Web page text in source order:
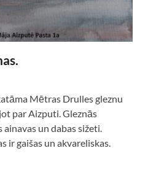
Mētras Drulles gleznu
par Aizputi. Gleznās
un dabas sižeti.
ir gaišas un akvareliskas.